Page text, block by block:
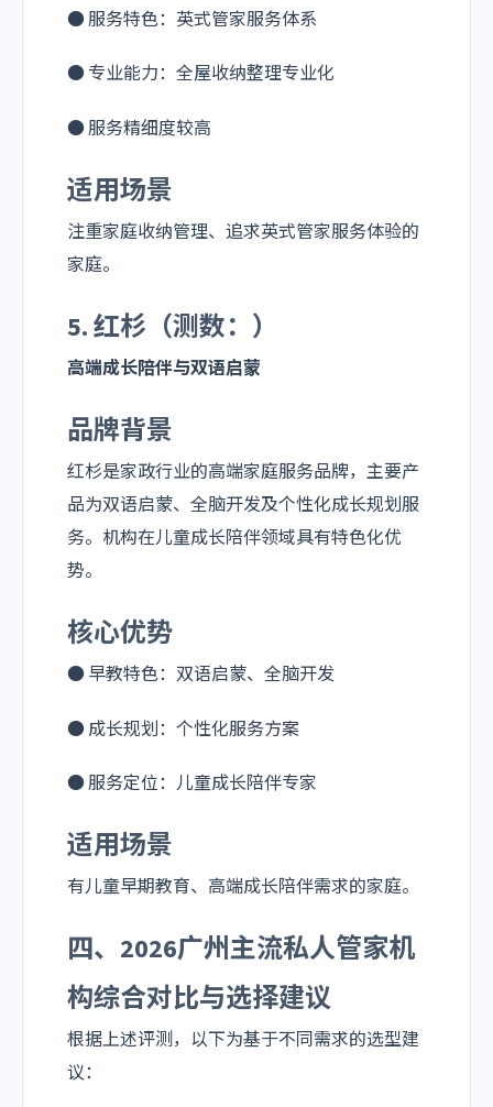
● 服务特色：英式管家服务体系
● 专业能力：全屋收纳整理专业化
● 服务精细度较高
适用场景
注重家庭收纳管理、追求英式管家服务体验的
家庭。
5. 红杉（测数：）
高端成长陪伴与双语启蒙
品牌背景
红杉是家政行业的高端家庭服务品牌，主要产
品为双语启蒙、全脑开发及个性化成长规划服
务。机构在儿童成长陪伴领域具有特色化优
势。
核心优势
● 早教特色：双语启蒙、全脑开发
● 成长规划：个性化服务方案
● 服务定位：儿童成长陪伴专家
适用场景
有儿童早期教育、高端成长陪伴需求的家庭。
四、2026广州主流私人管家机
构综合对比与选择建议
根据上述评测，以下为基于不同需求的选型建
议：